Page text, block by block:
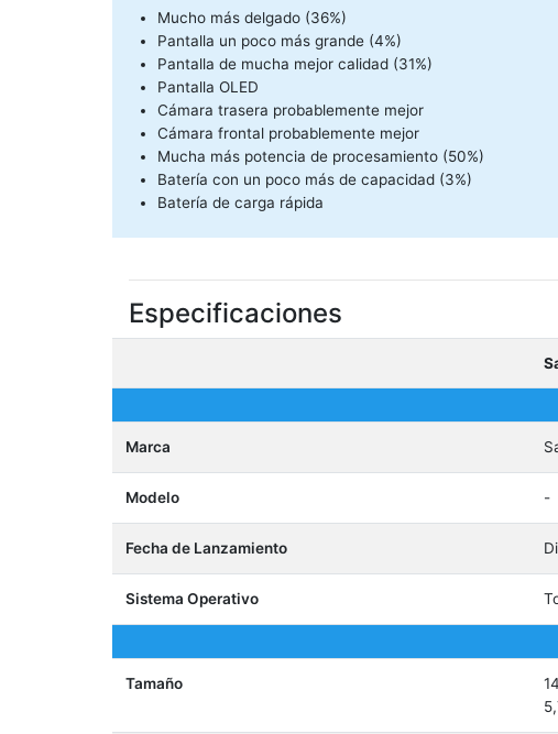
Mucho más delgado (36%)
Pantalla un poco más grande (4%)
Pantalla de mucha mejor calidad (31%)
Pantalla OLED
Cámara trasera probablemente mejor
Cámara frontal probablemente mejor
Mucha más potencia de procesamiento (50%)
Batería con un poco más de capacidad (3%)
Batería de carga rápida
Especificaciones
Marca
Modelo -
Fecha de Lanzamiento
Sistema Operativo
Tamaño